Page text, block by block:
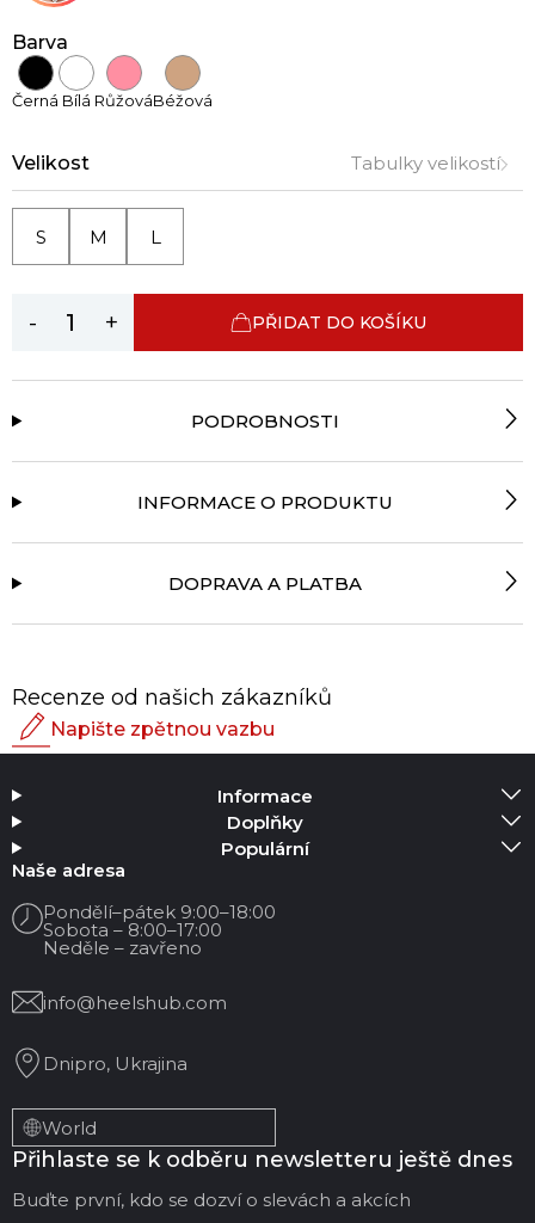
Barva
Černá Bílá RůžováBéžová
Velikost Tabulky velikostí
S M L
- + PŘIDAT DO KOŠÍKU
PODROBNOSTI
INFORMACE O PRODUKTU
DOPRAVA A PLATBA
Recenze od našich zákazníků
Napište zpětnou vazbu
Přidat média
Vaše jméno
Váš email
Název recenze
Vaše zpětná vazba:
Informace
Doplňky
Populární
Naše adresa
Pondělí–pátek 9:00–18:00
Sobota – 8:00–17:00
Neděle – zavřeno
info@heelshub.com
Dnipro, Ukrajina
World
Přihlaste se k odběru newsletteru ještě dnes
Buďte první, kdo se dozví o slevách a akcích